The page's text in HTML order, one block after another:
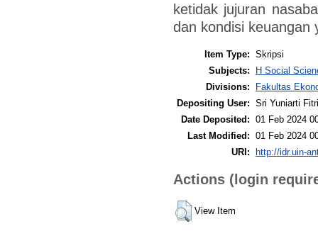
ketidak jujuran
dan kondisi keuangan
Item Type: Skripsi
Subjects:
H Social
Divisions:
Fakultas
Depositing User: Sri Yuniarti
Date Deposited: 01 Feb 2024
Last Modified: 01 Feb 2024
URI: http://idr.uin-
Actions (login
View Item